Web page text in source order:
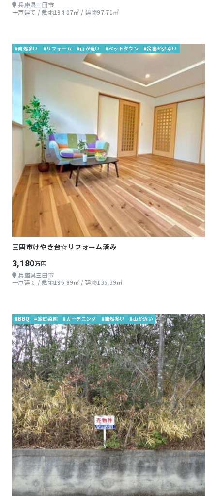
兵庫県三田市
一戸建て / 敷地194.07㎡ / 建物97.71㎡
#自然多い #リフォーム #山が近い #ベットタウン #災害が少ない
三田市けやき台☆リフォーム済み
3,180万円
兵庫県三田市
一戸建て / 敷地196.89㎡ / 建物135.39㎡
#BBQ #家庭菜園 #ガーデニング #自然多い #山が近い